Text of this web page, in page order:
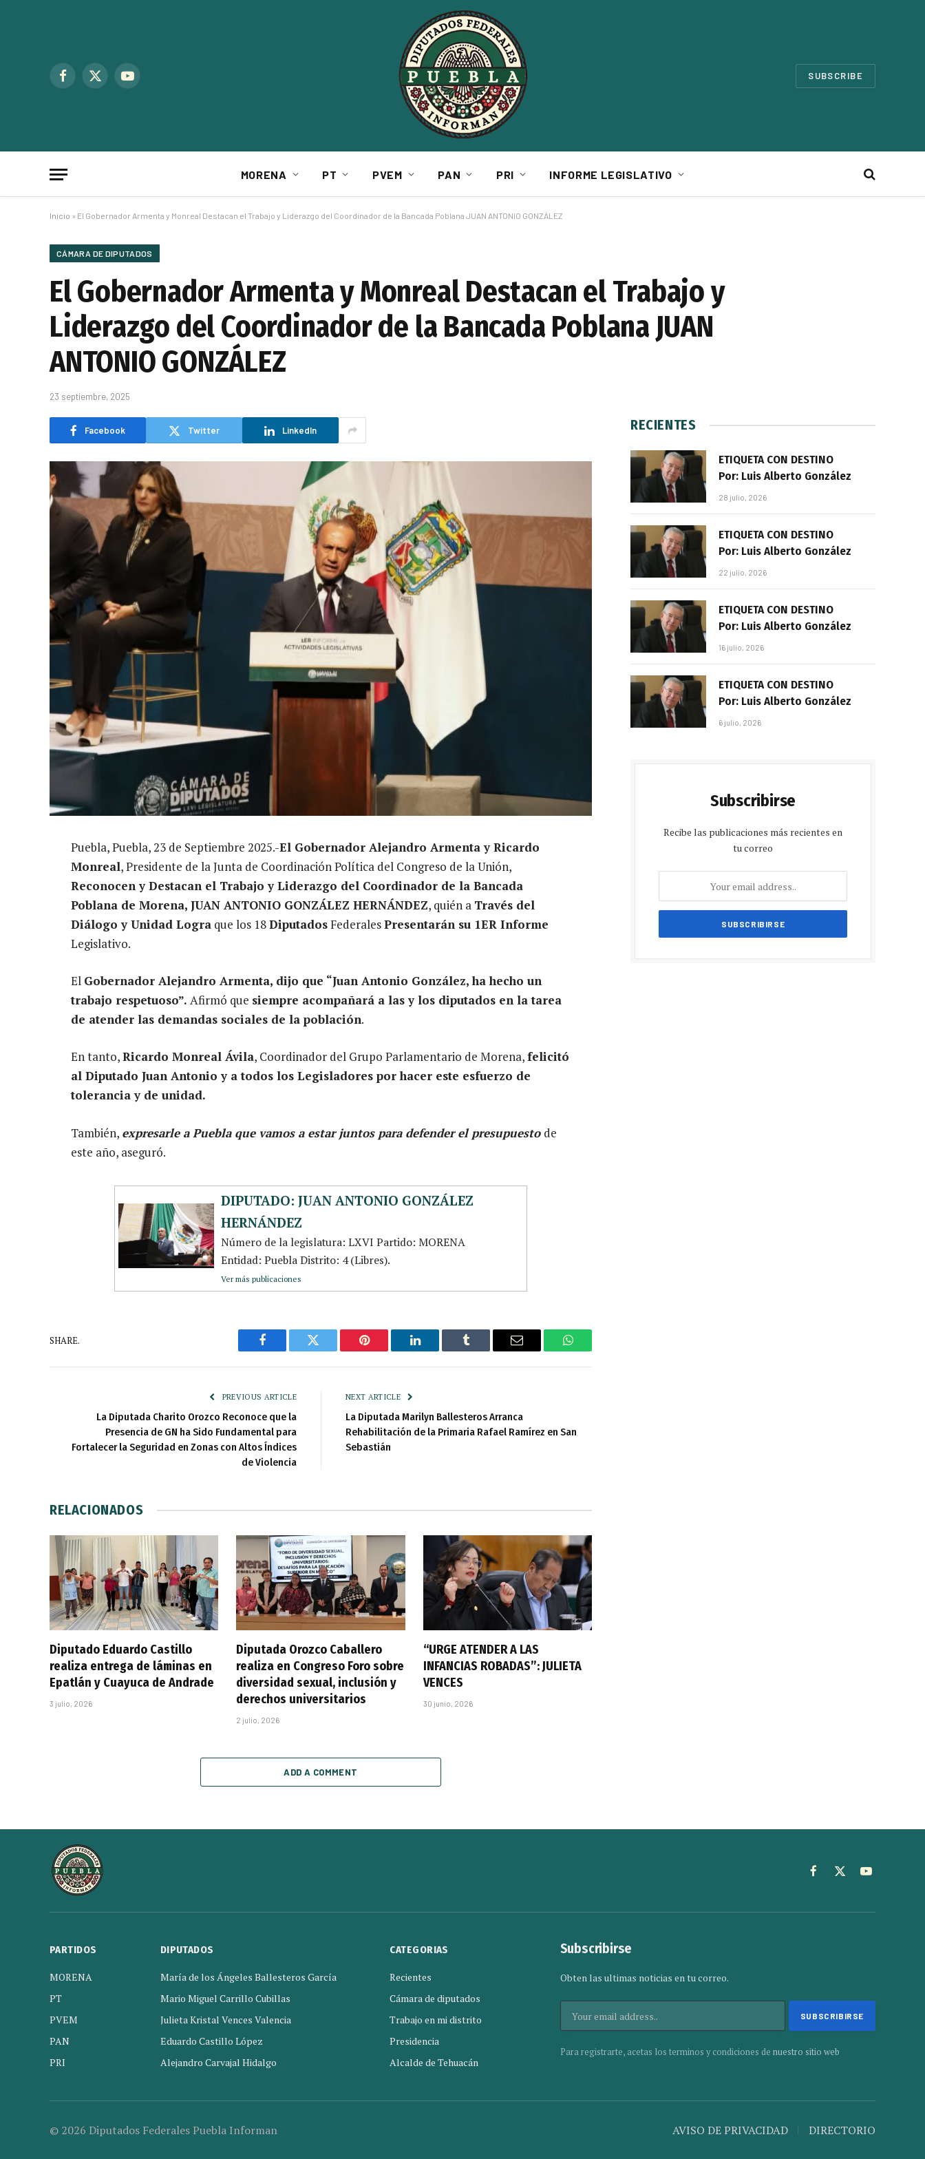
Facebook
X
YouTube SUBSCRIBE
MORENA PT PVEM PAN PRI INFORME LEGISLATIVO
Inicio » El Gobernador Armenta y Monreal Destacan el Trabajo y Liderazgo del Coordinador de la Bancada Poblana JUAN ANTONIO GONZÁLEZ
CÁMARA DE DIPUTADOS
El Gobernador Armenta y Monreal Destacan el Trabajo y
Liderazgo del Coordinador de la Bancada Poblana JUAN
ANTONIO GONZÁLEZ
23 septiembre, 2025
Facebook Twitter LinkedIn
Puebla, Puebla, 23 de Septiembre 2025.-El Gobernador Alejandro Armenta y Ricardo
Monreal, Presidente de la Junta de Coordinación Política del Congreso de la Unión,
Reconocen y Destacan el Trabajo y Liderazgo del Coordinador de la Bancada
Poblana de Morena, JUAN ANTONIO GONZÁLEZ HERNÁNDEZ, quién a Través del
Diálogo y Unidad Logra que los 18DiputadosFederalesPresentarán su 1ER Informe
Legislativo.
El Gobernador Alejandro Armenta, dijo que “Juan Antonio González, ha hecho un
trabajo respetuoso”. Afirmó que siempre acompañará a las y los diputados en la tarea
de atender las demandas sociales de la población.
En tanto,Ricardo Monreal Ávila, Coordinador del Grupo Parlamentario de Morena,felicitó
al Diputado Juan Antonio y a todos los Legisladores por hacer este esfuerzo de
tolerancia y de unidad.
También, expresarle a Puebla que vamos a estar juntos para defender el presupuesto de
este año, aseguró.
DIPUTADO: JUAN ANTONIO GONZÁLEZ
HERNÁNDEZ
Número de la legislatura: LXVI Partido: MORENA
Entidad: Puebla Distrito: 4 (Libres).
Ver más publicaciones
SHARE.
Facebook Twitter Pinterest LinkedIn Tumblr Email WhatsApp
PREVIOUS ARTICLE
La Diputada Charito Orozco Reconoce que la
Presencia de GN ha Sido Fundamental para
Fortalecer la Seguridad en Zonas con Altos Índices
de Violencia
NEXT ARTICLE
La Diputada Marilyn Ballesteros Arranca
Rehabilitación de la Primaria Rafael Ramírez en San
Sebastián
RELACIONADOS
Diputado Eduardo Castillo
realiza entrega de láminas en
Epatlán y Cuayuca de Andrade
3 julio, 2026
Diputada Orozco Caballero
realiza en Congreso Foro sobre
diversidad sexual, inclusión y
derechos universitarios
2 julio, 2026
“URGE ATENDER A LAS
INFANCIAS ROBADAS”: JULIETA
VENCES
30 junio, 2026
ADD A COMMENT
RECIENTES
ETIQUETA CON DESTINO
Por: Luis Alberto González
28 julio, 2026
ETIQUETA CON DESTINO
Por: Luis Alberto González
22 julio, 2026
ETIQUETA CON DESTINO
Por: Luis Alberto González
16 julio, 2026
ETIQUETA CON DESTINO
Por: Luis Alberto González
6 julio, 2026
Subscribirse
Recibe las publicaciones más recientes en
tu correo
Facebook
X
YouTube
PARTIDOS
MORENA
PT
PVEM
PAN
PRI
DIPUTADOS
María de los Ángeles Ballesteros García
Mario Miguel Carrillo Cubillas
Julieta Kristal Vences Valencia
Eduardo Castillo López
Alejandro Carvajal Hidalgo
CATEGORIAS
Recientes
Cámara de diputados
Trabajo en mi distrito
Presidencia
Alcalde de Tehuacán
Subscribirse
Obten las ultimas noticias en tu correo.
Para registrarte, acetas los terminos y condiciones de nuestro sitio web
© 2026 Diputados Federales Puebla Informan AVISO DE PRIVACIDAD DIRECTORIO